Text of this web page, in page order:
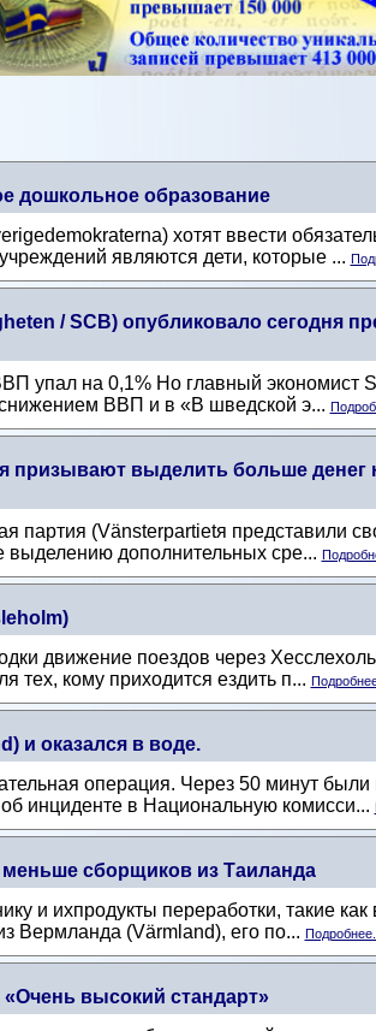
дошкольное образование
хотят ввести
являются дети, которые ...
/ SCB) опубликовало сегодня
упал на 0,1% Но главный экономист
снижением ВВП и в «В шведской э...
призывают выделить больше денег
партия (Vänsterpartietя представили
выделению дополнительных сре...
движение поездов через
тех, кому приходится ездить п...
и оказался в воде.
операция. Через 50 минут
инциденте в Национальную комисси...
сборщиков из Таиланда
и ихпродукты переработки, такие
Вермланда (Värmland), его по... Подробнее...
высокий стандарт»